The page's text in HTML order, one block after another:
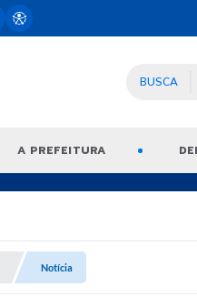
BUSCA
A PREFEITURA
Notícia